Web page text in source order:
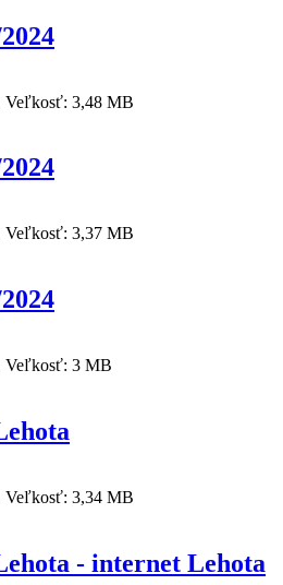
Veľkosť: 3,48 MB
Veľkosť: 3,37 MB
Veľkosť: 3 MB
Veľkosť: 3,34 MB
- internet Lehota